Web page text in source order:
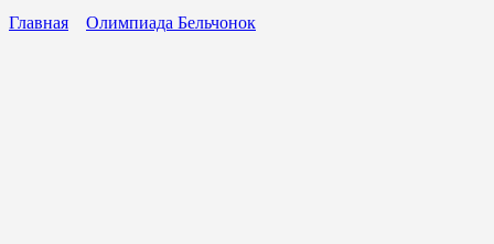
Главная Олимпиада Бельчонок